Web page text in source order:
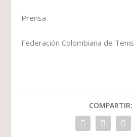
Prensa
Federación Colombiana de Tenis
COMPARTIR: